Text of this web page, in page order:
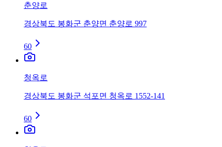
춘양로
경상북도 봉화군 춘양면 춘양로 997
60
청옥로
경상북도 봉화군 석포면 청옥로 1552-141
60